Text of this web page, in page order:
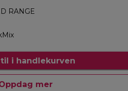
RANGE
i handlekurven
mer